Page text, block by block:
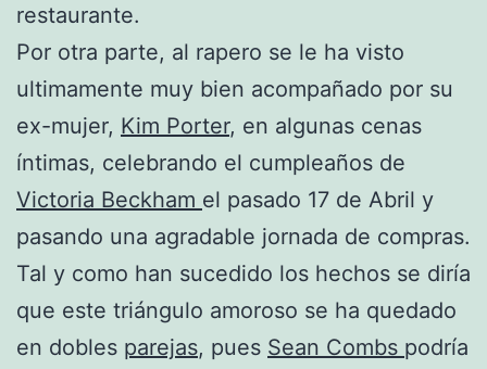
restaurante.
Por otra parte, al rapero se le ha visto
ultimamente muy bien acompañado por su
ex-mujer, Kim Porter, en algunas cenas
íntimas, celebrando el cumpleaños de
Victoria Beckham el pasado 17 de Abril y
pasando una agradable jornada de compras.
Tal y como han sucedido los hechos se diría
que este triángulo amoroso se ha quedado
en dobles parejas, pues Sean Combs podría